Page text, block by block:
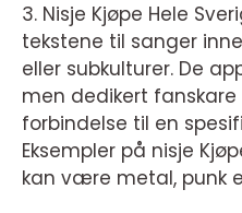
3. Nisje Kjøpe Hele
tekstene til sanger
eller subkulturer. De
men dedikert
forbindelse til en
Eksempler på nisje
kan være metal, punk